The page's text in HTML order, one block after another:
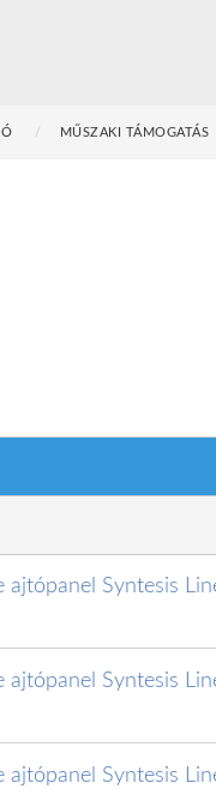
MŰSZAKI TÁMOGATÁS
ajtópanel Syntesis
ajtópanel Syntesis
ajtópanel Syntesis